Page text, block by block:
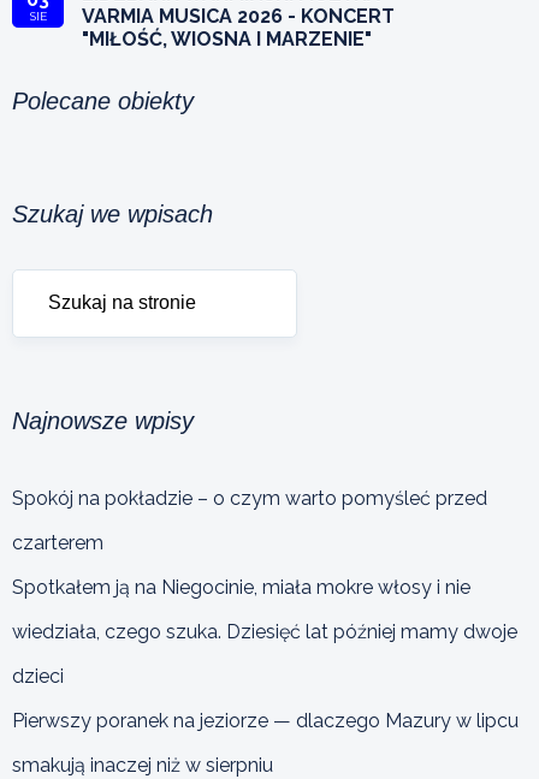
SIE
VARMIA MUSICA 2026 - KONCERT
"MIŁOŚĆ, WIOSNA I MARZENIE"
Polecane obiekty
Szukaj we wpisach
Najnowsze wpisy
Spokój na pokładzie – o czym warto pomyśleć przed
czarterem
Spotkałem ją na Niegocinie, miała mokre włosy i nie
wiedziała, czego szuka. Dziesięć lat później mamy dwoje
dzieci
Pierwszy poranek na jeziorze — dlaczego Mazury w lipcu
smakują inaczej niż w sierpniu